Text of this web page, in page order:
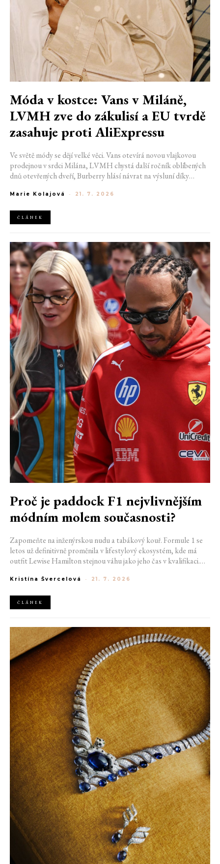
Móda v kostce: Vans v Miláně,
LVMH zve do zákulisí a EU tvrdě
zasahuje proti AliExpressu
Ve světě módy se dějí velké věci. Vans otevírá novou vlajkovou
prodejnou v srdci Milána, LVMH chystá další ročník oblíbených
dnů otevřených dveří, Burberry hlásí návrat na výsluní díky
AliExpress.
Marie Kolajová - 21. 7. 2026
ČLÁNEK
Proč je paddock F1 nejvlivnějším
módním molem současnosti?
Zapomeňte na inženýrskou nudu a tabákový kouř. Formule 1 se
letos už definitivně proměnila v lifestylový ekosystém, kde má
outfit Lewise Hamilton stejnou váhu jako jeho čas v kvalifikaci.
nové generace influencerů a fenoménu manželek a partnerek
ale příslušnost k nejrychlejší fashion komunitě světa. Jak se z
"Racing Core" stala uniforma ulice a proč nás drama v paddocku
Kristína Švercelová - 21. 7. 2026
ČLÁNEK